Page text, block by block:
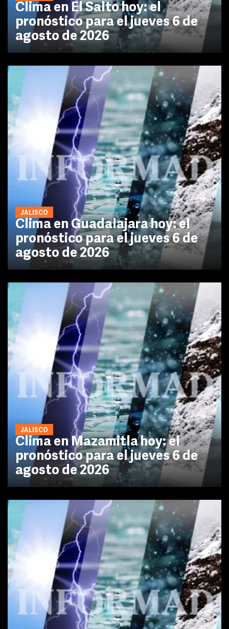
Clima en El Salto hoy: el
pronóstico para el jueves 6 de
agosto de 2026
JALISCO
Clima en Guadalajara hoy: el
pronóstico para el jueves 6 de
agosto de 2026
JALISCO
Clima en Mazamitla hoy: el
pronóstico para el jueves 6 de
agosto de 2026